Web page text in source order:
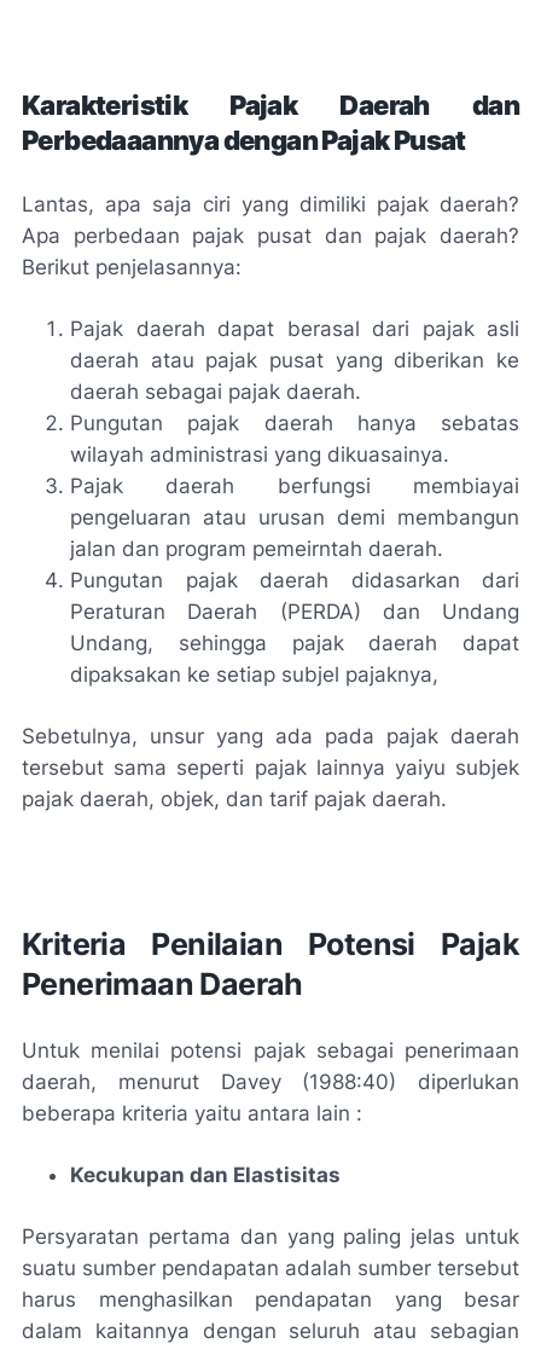
Karakteristik Pajak Daerah dan
Perbedaaannya dengan Pajak Pusat
Lantas, apa saja ciri yang dimiliki pajak daerah?
Apa perbedaan pajak pusat dan pajak daerah?
Berikut penjelasannya:
Pajak daerah dapat berasal dari pajak asli
daerah atau pajak pusat yang diberikan ke
daerah sebagai pajak daerah.
Pungutan pajak daerah hanya sebatas
wilayah administrasi yang dikuasainya.
Pajak daerah berfungsi membiayai
pengeluaran atau urusan demi membangun
jalan dan program pemeirntah daerah.
Pungutan pajak daerah didasarkan dari
Peraturan Daerah (PERDA) dan Undang
Undang, sehingga pajak daerah dapat
dipaksakan ke setiap subjel pajaknya,
Sebetulnya, unsur yang ada pada pajak daerah
tersebut sama seperti pajak lainnya yaiyu subjek
pajak daerah, objek, dan tarif pajak daerah.
Kriteria Penilaian Potensi Pajak
Penerimaan Daerah
Untuk menilai potensi pajak sebagai penerimaan
daerah, menurut Davey (1988:40) diperlukan
beberapa kriteria yaitu antara lain :
Kecukupan dan Elastisitas
Persyaratan pertama dan yang paling jelas untuk
suatu sumber pendapatan adalah sumber tersebut
harus menghasilkan pendapatan yang besar
dalam kaitannya dengan seluruh atau sebagian